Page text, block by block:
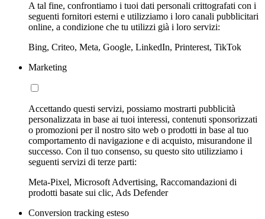
A tal fine, confrontiamo i tuoi dati personali crittografati con i
seguenti fornitori esterni e utilizziamo i loro canali pubblicitari
online, a condizione che tu utilizzi già i loro servizi:
Bing, Criteo, Meta, Google, LinkedIn, Printerest, TikTok
Marketing
Accettando questi servizi, possiamo mostrarti pubblicità
personalizzata in base ai tuoi interessi, contenuti sponsorizzati
o promozioni per il nostro sito web o prodotti in base al tuo
comportamento di navigazione e di acquisto, misurandone il
successo. Con il tuo consenso, su questo sito utilizziamo i
seguenti servizi di terze parti:
Meta-Pixel, Microsoft Advertising, Raccomandazioni di
prodotti basate sui clic, Ads Defender
Conversion tracking esteso